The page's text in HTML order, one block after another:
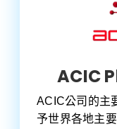
ACIC
ACIC公司的主
予世界各地主